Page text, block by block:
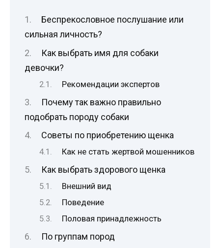
Беспрекословное послушание или
сильная личность?
Как выбрать имя для собаки
девочки?
Рекомендации экспертов
Почему так важно правильно
подобрать породу собаки
Советы по приобретению щенка
Как не стать жертвой мошенников
Как выбрать здорового щенка
Внешний вид
Поведение
Половая принадлежность
По группам пород